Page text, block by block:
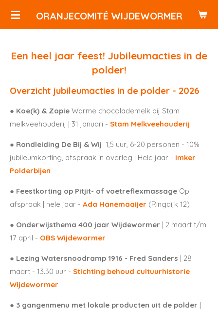
Ga
ORANJECOMITÉ WIJDEWORMER
Een heel jaar feest! Jubileumacties in de
polder!
Overzicht jubileumacties in de polder - 2026
● Koe(k) & Zopie Warme chocolademelk bij Stam
melkveehouderij | 31 januari - Stam Melkveehouderij
● Rondleiding De Bij & Wij 1,5 uur, 6-20 personen - 10%
jubileumkorting, afspraak in overleg | Hele jaar - Imker
Polderbijen
● Feestkorting op Pitjit- of voetreflexmassage Op
afspraak | hele jaar - Ada Hanemaaijer (Ringdijk 12)
● Onderwijsthema 400 jaar Wijdewormer | 2 maart t/m
17 april - OBS Wijdewormer
● Lezing Watersnoodramp 1916 - Fred Sanders | 28
maart - 13.30 uur - Stichting behoud cultuurhistorie
Wijdewormer
● 3 gangenmenu met lokale producten uit de polder |